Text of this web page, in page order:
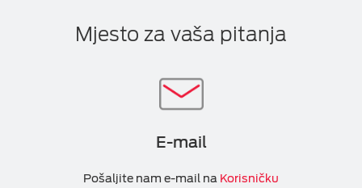
Mjesto za vaša pitanja
E-mail
Pošaljite nam e-mail na Korisničku